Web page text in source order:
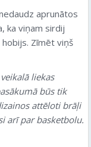
aprunātos
ka viņam sirdij
Zīmēt viņš
liekas
būs tik
attēloti brāļi
arī par basketbolu.